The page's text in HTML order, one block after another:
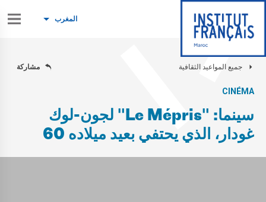
المغرب
جميع المواعيد الثقافية مشاركة
CINÉMA
سينما: "Le Mépris" لجون-لوك
غودار، الذي يحتفي بعيد ميلاده 60